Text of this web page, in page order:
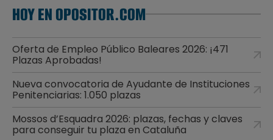
HOY EN OPOSITOR.COM
Oferta de Empleo Público Baleares 2026: ¡471
Plazas Aprobadas!
Nueva convocatoria de Ayudante de Instituciones
Penitenciarias: 1.050 plazas
Mossos d’Esquadra 2026: plazas, fechas y claves
para conseguir tu plaza en Cataluña